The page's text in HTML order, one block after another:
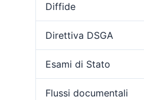
Diffide
Direttiva DSGA
Esami di Stato
Flussi documentali